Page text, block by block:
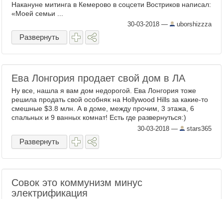
Накануне митинга в Кемерово в соцсети Востриков написал:
«Моей семьи ...
30-03-2018 — uborshizzza
Развернуть
Ева Лонгория продает свой дом в ЛА
Ну все, нашла я вам дом недорогой. Ева Лонгория тоже
решила продать свой особняк на Hollywood Hills за какие-то
смешные $3.8 млн. А в доме, между прочим, 3 этажа, 6
спальных и 9 ванных комнат! Есть где развернуться:)
30-03-2018 — stars365
Развернуть
Совок это коммунизм минус
электрификация